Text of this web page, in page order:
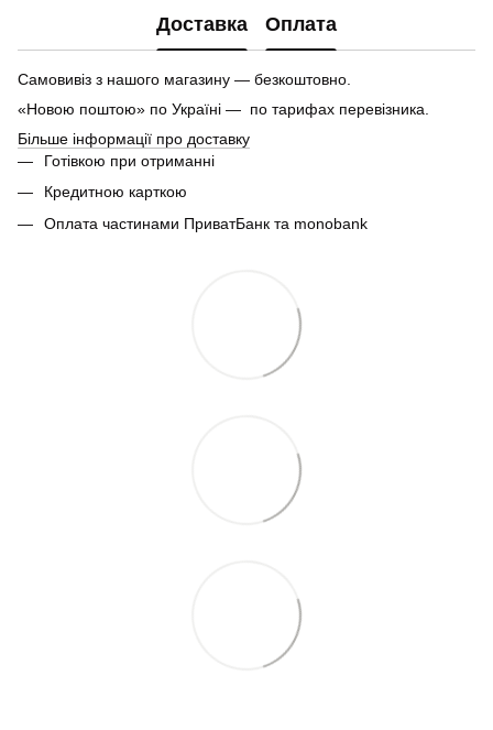
Доставка Оплата
Самовивіз з нашого магазину — безкоштовно.
«Новою поштою» по Україні — по тарифах перевізника.
Більше інформації про доставку
Готівкою при отриманні
Кредитною карткою
Оплата частинами ПриватБанк та monobank